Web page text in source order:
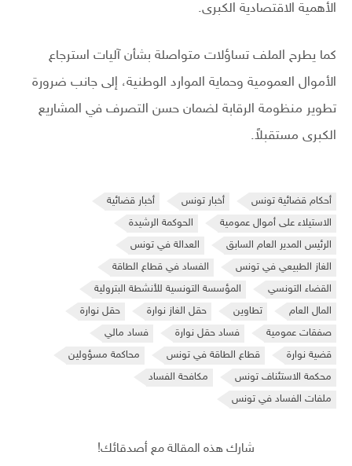
الأهمية الاقتصادية الكبرى.
كما يطرح الملف تساؤلات متواصلة بشأن آليات استرجاع
الأموال العمومية وحماية الموارد الوطنية، إلى جانب ضرورة
تطوير منظومة الرقابة لضمان حسن التصرف في المشاريع
الكبرى مستقبلاً.
أحكام قضائية تونس أخبار تونس
أخبار قضائية
الاستيلاء على أموال عمومية
الحوكمة الرشيدة
الرئيس المدير العام السابق
العدالة في تونس
الغاز الطبيعي في تونس
الفساد في قطاع الطاقة
القضاء التونسي
المؤسسة التونسية للأنشطة البترولية
المال العام
تطاوين حقل الغاز نوارة
حقل نوارة
صفقات عمومية
فساد حقل نوارة
فساد مالي
قضية نوارة
قطاع الطاقة في تونس
محاكمة مسؤولين
محكمة الاستئناف تونس
مكافحة الفساد
ملفات الفساد في تونس
شارك هذه المقالة مع أصدقائك!